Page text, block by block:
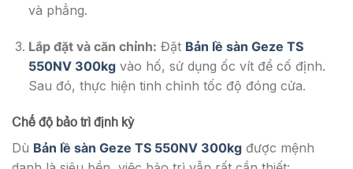
và phẳng.
Lắp đặt và căn chỉnh: Đặt Bản lề sàn Geze TS
550NV 300kgvào hố, sử dụng ốc vít để cố định.
Sau đó, thực hiện tinh chỉnh tốc độ đóng cửa.
Chế độ bảo trì định kỳ
Dù Bản lề sàn Geze TS 550NV 300kg được mệnh